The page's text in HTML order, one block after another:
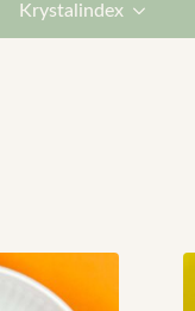
Krystalindex